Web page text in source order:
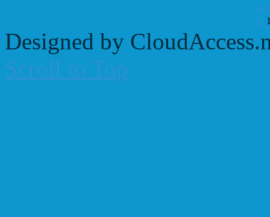
24
31
Designed by
Scroll to Top